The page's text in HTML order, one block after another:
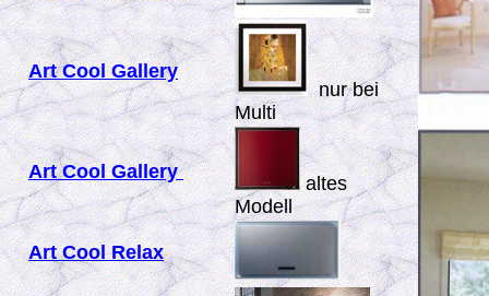
Art Cool Gallery
nur bei
Multi
Art Cool Gallery
altes
Modell
Art Cool Relax